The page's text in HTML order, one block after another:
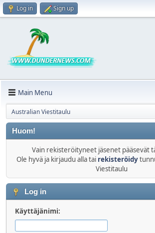
Log in Sign up
Main Menu
Australian Viestitaulu
Huom!
Vain rekisteröityneet jäsenet pääsevät
Ole hyvä ja kirjaudu alla tai rekisteröidy
Viestitaulu
Log in
Käyttäjänimi: